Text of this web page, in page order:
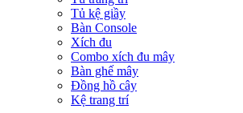
Tủ kệ giầy
Bàn Console
Xích đu
Combo xích đu mây
Bàn ghế mây
Đồng hồ cây
Kệ trang trí